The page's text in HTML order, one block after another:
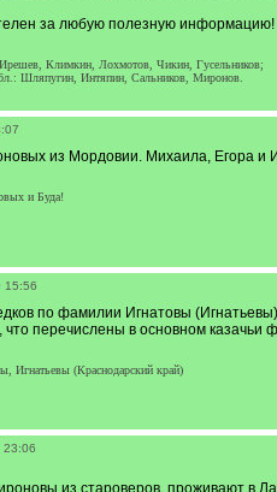
за любую полезную информацию!
Климкин, Лохмотов, Чикин, Гусельников;
Шляпугин, Интяпин, Сальников, Миронов.
из Мордовии. Михаила, Егора и
и Буда!
15:56
по фамилии Игнатовы
что перечислены в основном
Игнатьевы (Краснодарский край)
23:06
из староверов, проживают в